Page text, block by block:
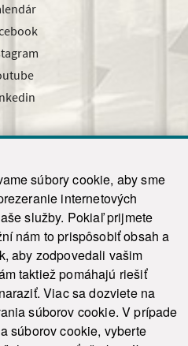
súbory cookie, aby sme
internetových
služby. Pokiaľ prijmete
nám to prispôsobiť obsah a
aby zodpovedali vašim
taktiež pomáhajú riešiť
Viac sa dozviete na
súborov cookie. V prípade
súborov cookie, vyberte
| Ochrana osobných údajov
| Admin